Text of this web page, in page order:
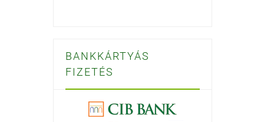
BANKKÁRTYÁS
FIZETÉS